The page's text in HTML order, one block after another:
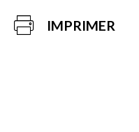
IMPRIMER